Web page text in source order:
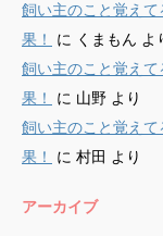
飼い主のこと覚え
果！
に くまもん よ
飼い主のこと覚え
果！
に 山野 より
飼い主のこと覚え
果！
に 村田 より
アーカイブ